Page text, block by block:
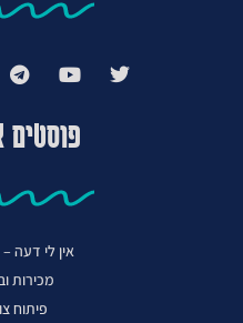
פוסטים
אין לי דעה
מכירות
פיתוח